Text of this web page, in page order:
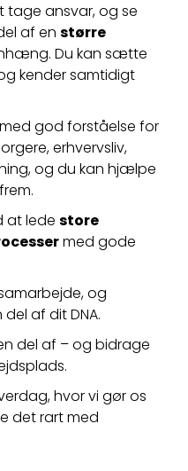
tage ansvar, og se
af en større
Du kan sætte
kender samtidigt
god forståelse for
erhvervsliv,
og du kan hjælpe
at lede store
med gode
og
del af dit DNA.
del af – og bidrage
hvor vi gør os
det rart med